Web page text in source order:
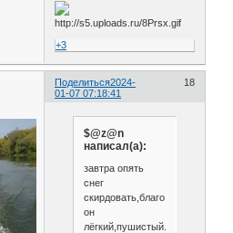
+3
Поделиться 18
2024-
01-07 07:18:41
$@z@n
написал(а):
завтра опять
снег
скирдовать,благо
он
лёгкий,пушистый.